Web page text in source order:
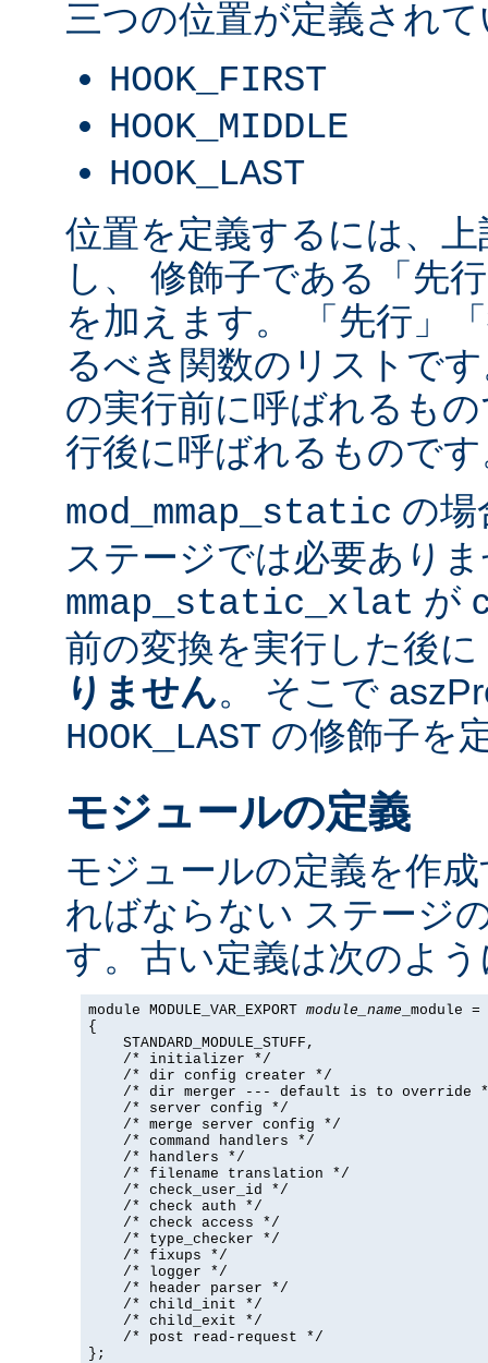
三つの位置が定義され
HOOK_FIRST
HOOK_MIDDLE
HOOK_LAST
位置を定義するには、
し、 修飾子である「先
を加えます。 「先行」
るべき関数のリストで
の実行前に呼ばれるも
行後に呼ばれるもので
mod_mmap_static の場
ステージでは必要あり
mmap_static_xlat が
前の変換を実行した後に
りません。 そこで
HOOK_LAST の修飾子を
モジュールの定義
モジュールの定義を作
ればならない ステージ
す。古い定義は次のよ
module MODULE_VAR_EXPORT module_name _module =
{
    STANDARD_MODULE_STUFF,
    /* initializer */
    /* dir config creater */
/* dir merger --- default is to override
    /* server config */
    /* merge server config */
    /* command handlers */
    /* handlers */
    /* filename translation */
    /* check_user_id */
    /* check auth */
    /* check access */
    /* type_checker */
    /* fixups */
    /* logger */
    /* header parser */
    /* child_init */
    /* child_exit */
    /* post read-request */
};